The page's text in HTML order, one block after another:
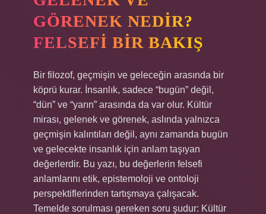
GÖRENEK NEDIR?
FELSEFI BIR BAKIŞ
Bir filozof, geçmişin ve geleceğin arasında bir
köprü kurar. İnsanlık, sadece “bugün” değil,
“dün” ve “yarın” arasında da var olur. Kültür
mirası, gelenek ve görenek, aslında yalnızca
geçmişin kalıntıları değil, aynı zamanda bugün
ve gelecekte insanlık için anlam taşıyan
değerlerdir. Bu yazı, bu değerlerin felsefi
anlamlarını etik, epistemoloji ve ontoloji
perspektiflerinden tartışmaya çalışacak.
Temelde sorulması gereken soru şudur: Kültür